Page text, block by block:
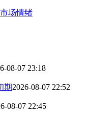
场情绪
08-07 23:18
期2026-08-07 22:52
08-07 22:45